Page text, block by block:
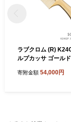
ラブクロム (R)
ルプカッサ ゴール
ECHROME さらつや
寄附金額 54,000円